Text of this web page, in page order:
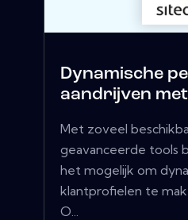
Dynamische
aandrijven met
Met zoveel
geavanceerde tools
het mogelijk om
klantprofielen te
O...